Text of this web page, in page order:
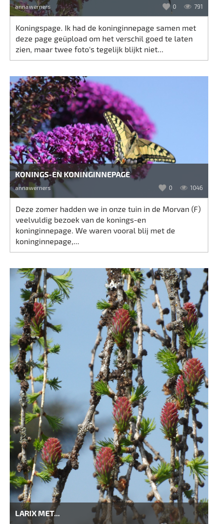
annawerners 0 791
Koningspage. Ik had de koninginnepage samen met
deze page geüpload om het verschil goed te laten
zien, maar twee foto's tegelijk blijkt niet...
KONINGS-EN KONINGINNEPAGE
annawerners 0 1046
Deze zomer hadden we in onze tuin in de Morvan (F)
veelvuldig bezoek van de konings-en
koninginnepage. We waren vooral blij met de
koninginnepage,...
LARIX MET...